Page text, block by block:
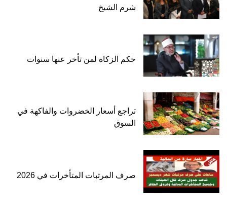
شرم الشيخ
حكم الزكاة لمن تأخر عنها سنوات
تراجع أسعار الخضروات والفاكهة في
السوق
صرف المرتبات المتأخرات في 2026